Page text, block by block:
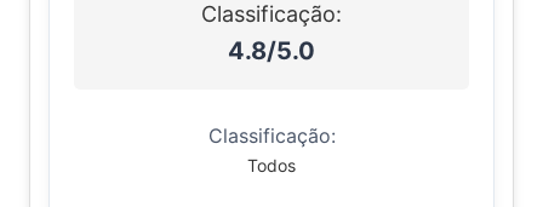
Classificação:
4.8/5.0
Classificação:
Todos